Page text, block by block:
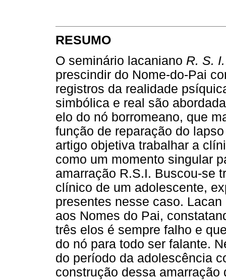
RESUMO
O seminário lacaniano R. S. I.
prescindir do Nome-do-Pai
registros da realidade
simbólica e real são
elo do nó borromeano, que
função de reparação do
artigo objetiva trabalhar a
como um momento singular
amarração R.S.I. Buscou-se
clínico de um adolescente,
presentes nesse caso.
aos Nomes do Pai,
três elos é sempre falho e
do nó para todo ser falante.
do período da adolescência
construção dessa